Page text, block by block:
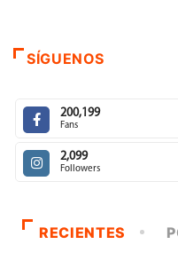
SÍGUENOS
200,199
Fans
2,099
Followers
RECIENTES